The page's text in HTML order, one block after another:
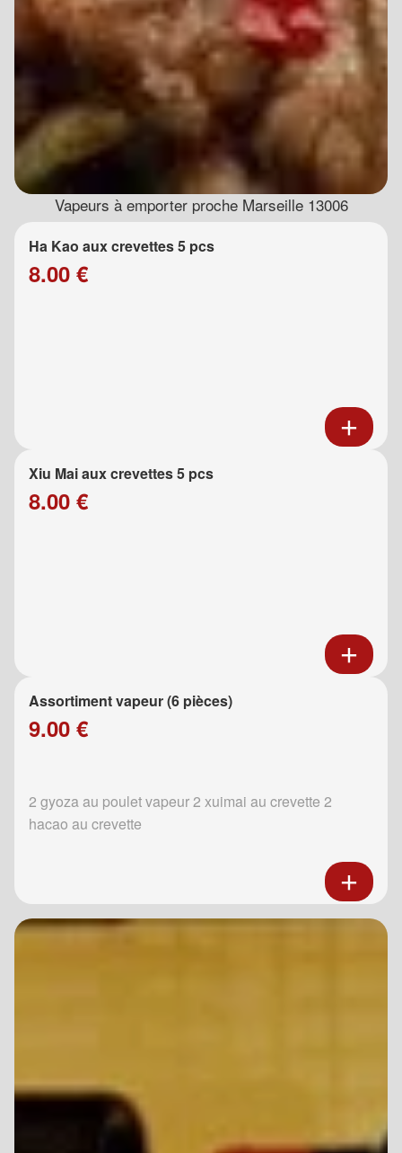
Vapeurs à emporter proche Marseille 13006
Ha Kao aux crevettes 5 pcs
8.00 €
Xiu Mai aux crevettes 5 pcs
8.00 €
Assortiment vapeur (6 pièces)
9.00 €
2 gyoza au poulet vapeur 2 xuimai au crevette 2
hacao au crevette